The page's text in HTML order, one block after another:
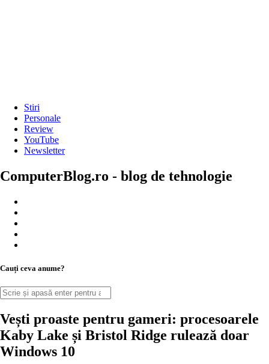
Stiri
Personale
Review
YouTube
Newsletter
ComputerBlog.ro - blog de tehnologie
Cauți ceva anume?
Vești proaste pentru gameri: procesoarele
Kaby Lake și Bristol Ridge rulează doar
Windows 10